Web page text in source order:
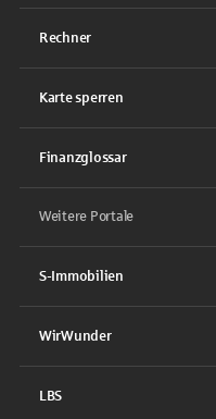
Rechner
Karte sperren
Finanzglossar
Weitere Portale
S-Immobilien
WirWunder
LBS